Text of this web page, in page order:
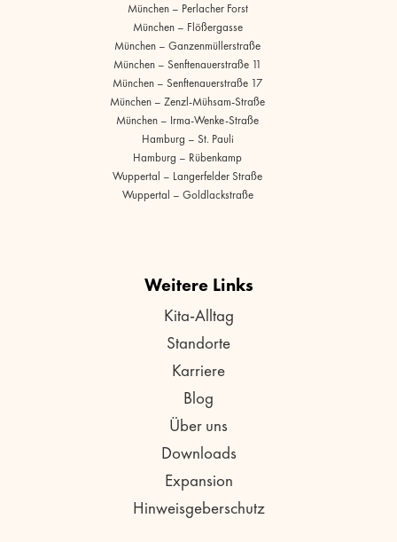
München – Perlacher Forst
München – Flößergasse
München – Ganzenmüllerstraße
München – Senftenauerstraße 11
München – Senftenauerstraße 17
München – Zenzl-Mühsam-Straße
München – Irma-Wenke-Straße
Hamburg – St. Pauli
Hamburg – Rübenkamp
Wuppertal – Langerfelder Straße
Wuppertal – Goldlackstraße
Weitere Links
Kita-Alltag
Standorte
Karriere
Blog
Über uns
Downloads
Expansion
Hinweisgeberschutz